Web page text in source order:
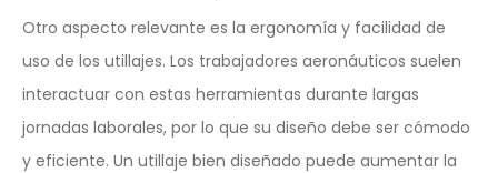
Otro aspecto relevante es la ergonomía y facilidad de
uso de los utillajes. Los trabajadores aeronáuticos suelen
interactuar con estas herramientas durante largas
jornadas laborales, por lo que su diseño debe ser cómodo
y eficiente. Un utillaje bien diseñado puede aumentar la